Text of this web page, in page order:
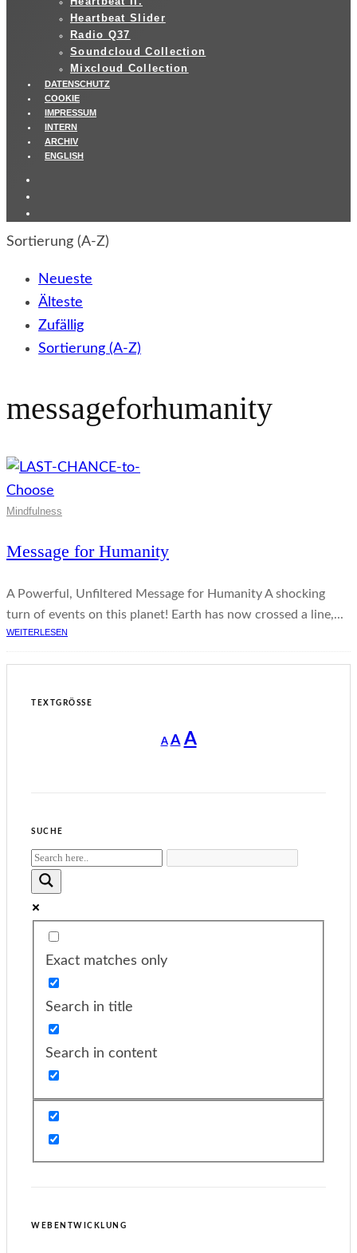
Heartbeat Slider
Radio Q37
Soundcloud Collection
Mixcloud Collection
DATENSCHUTZ
COOKIE
IMPRESSUM
INTERN
ARCHIV
ENGLISH
Sortierung (A-Z)
Neueste
Älteste
Zufällig
Sortierung (A-Z)
messageforhumanity
Mindfulness
Message for Humanity
A Powerful, Unfiltered Message for Humanity A shocking
turn of events on this planet! Earth has now crossed a line,...
WEITERLESEN
TEXTGRÖSSE
A
Decrease
font
A Reset
AIncrease
SUCHE
Exact matches only
Search in title
Search in content
WEBENTWICKLUNG